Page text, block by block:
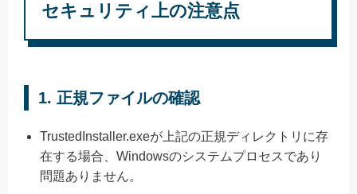
セキュリティ上の注意点
1. 正規ファイルの確認
TrustedInstaller.exeが上記の正規ディレクトリに存
在する場合、Windowsのシステムプロセスであり
問題ありません。